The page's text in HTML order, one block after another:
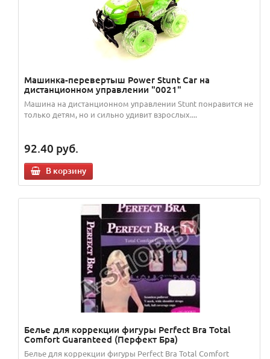
Машинка-перевертыш Power Stunt Car на
дистанционном управлении "0021"
Машина на дистанционном управлении Stunt понравится не
только детям, но и сильно удивит взрослых....
92.40 руб.
В корзину
Белье для коррекции фигуры Perfect Bra Total
Comfort Guaranteed (Перфект Бра)
Белье для коррекции фигуры Perfect Bra Total Comfort